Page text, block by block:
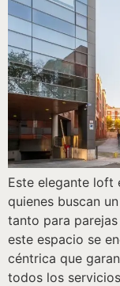
Este elegante loft
quienes buscan
tanto para
este espacio se
céntrica que
todos los